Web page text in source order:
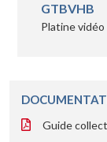
GTBVHB
Platine vidéo
Guide